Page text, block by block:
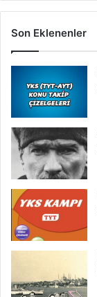
Son Eklenenler